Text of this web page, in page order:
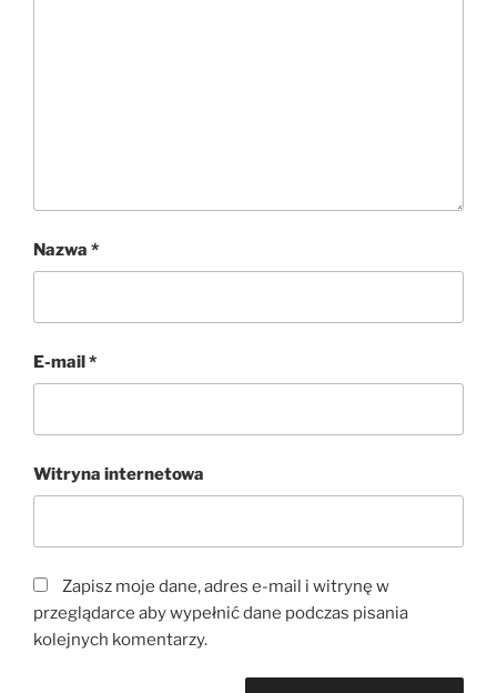
Nazwa *
E-mail*
Witryna internetowa
Zapisz moje dane, adres e-mail i witrynę w
przeglądarce aby wypełnić dane podczas pisania
kolejnych komentarzy.